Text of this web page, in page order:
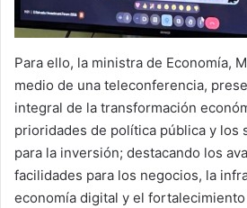
Para ello, la ministra de Economía,
medio de una teleconferencia,
integral de la transformación
prioridades de política pública y los
para la inversión; destacando los
facilidades para los negocios, la
economía digital y el